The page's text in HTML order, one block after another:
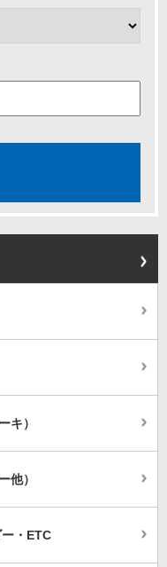
キ）
他）
・ETC